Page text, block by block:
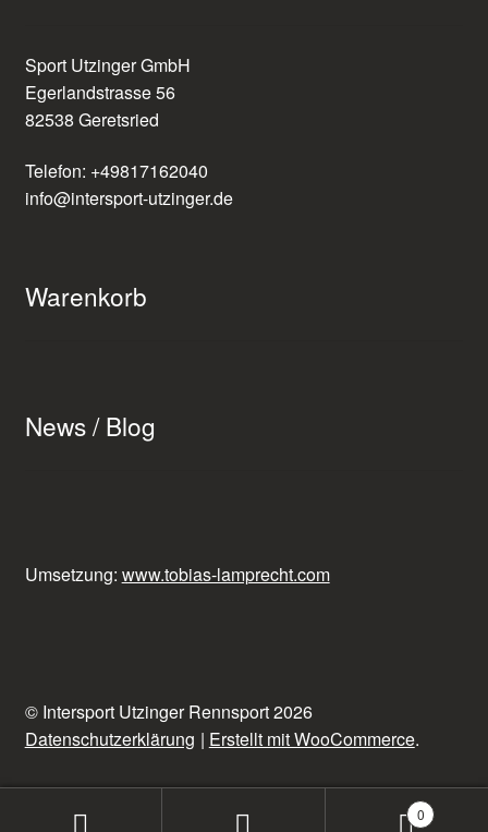
Sport Utzinger GmbH
Egerlandstrasse 56
82538 Geretsried
Telefon: +49817162040
info@intersport-utzinger.de
Warenkorb
News / Blog
Umsetzung: www.tobias-lamprecht.com
© Intersport Utzinger Rennsport 2026
Datenschutzerklärung
Erstellt mit WooCommerce.
0